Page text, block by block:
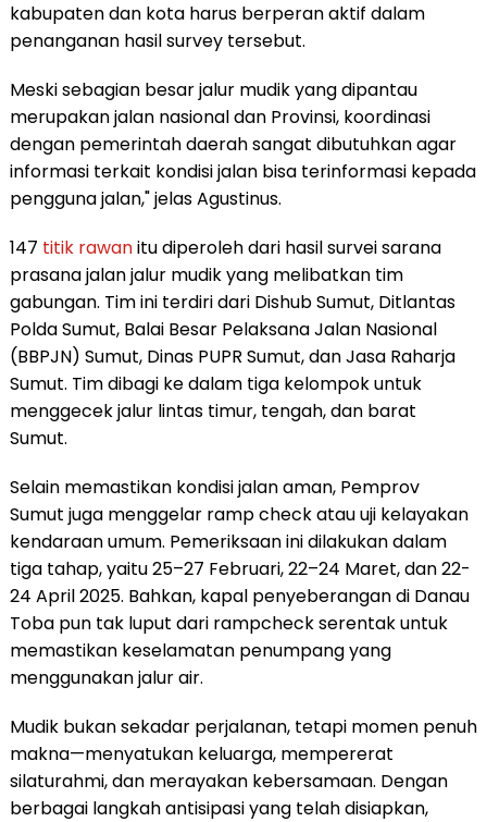
kabupaten dan kota harus berperan aktif dalam
penanganan hasil survey tersebut.
Meski sebagian besar jalur mudik yang dipantau
merupakan jalan nasional dan Provinsi, koordinasi
dengan pemerintah daerah sangat dibutuhkan agar
informasi terkait kondisi jalan bisa terinformasi kepada
pengguna jalan," jelas Agustinus.
147 titik rawanitu diperoleh dari hasil survei sarana
prasana jalan jalur mudik yang melibatkan tim
gabungan. Tim ini terdiri dari Dishub Sumut, Ditlantas
Polda Sumut, Balai Besar Pelaksana Jalan Nasional
(BBPJN) Sumut, Dinas PUPR Sumut, dan Jasa Raharja
Sumut. Tim dibagi ke dalam tiga kelompok untuk
menggecek jalur lintas timur, tengah, dan barat
Sumut.
Selain memastikan kondisi jalan aman, Pemprov
Sumut juga menggelar ramp check atau uji kelayakan
kendaraan umum. Pemeriksaan ini dilakukan dalam
tiga tahap, yaitu 25–27 Februari, 22–24 Maret, dan 22-
24 April 2025. Bahkan, kapal penyeberangan di Danau
Toba pun tak luput dari rampcheck serentak untuk
memastikan keselamatan penumpang yang
menggunakan jalur air.
Mudik bukan sekadar perjalanan, tetapi momen penuh
makna—menyatukan keluarga, mempererat
silaturahmi, dan merayakan kebersamaan. Dengan
berbagai langkah antisipasi yang telah disiapkan,